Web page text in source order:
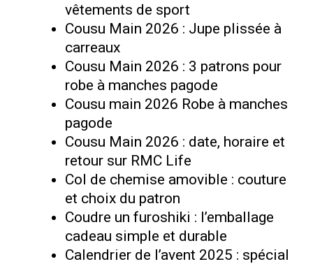
vêtements de sport
Cousu Main 2026 : Jupe plissée à
carreaux
Cousu Main 2026 : 3 patrons pour
robe à manches pagode
Cousu main 2026 Robe à manches
pagode
Cousu Main 2026 : date, horaire et
retour sur RMC Life
Col de chemise amovible : couture
et choix du patron
Coudre un furoshiki : l’emballage
cadeau simple et durable
Calendrier de l’avent 2025 : spécial